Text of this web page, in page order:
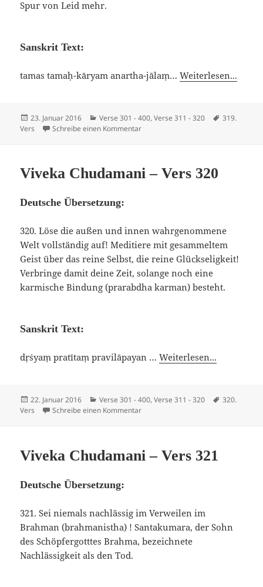
Spur von Leid mehr.
Sanskrit Text:
tamas tamaḥ-kāryam anartha-jālaṃ…Weiterlesen...
Veröffentlicht
am
23. Januar 2016 Kategorien
Verse 301 - 400,Verse 311 - 320
319.
Vers
Schreibe einen Kommentarzu Viveka Chudamani – Vers 319
Viveka Chudamani – Vers 320
Deutsche Übersetzung:
320. Löse die außen und innen wahrgenommene
Welt vollständig auf! Meditiere mit gesammeltem
Geist über das reine Selbst, die reine Glückseligkeit!
Verbringe damit deine Zeit, solange noch eine
karmische Bindung (prarabdha karman) besteht.
Sanskrit Text:
dṛśyaṃ pratītaṃ pravilāpayan …Weiterlesen...
Veröffentlicht
am
22. Januar 2016 Kategorien
Verse 301 - 400,Verse 311 - 320
320.
Vers
Schreibe einen Kommentarzu Viveka Chudamani – Vers 320
Viveka Chudamani – Vers 321
Deutsche Übersetzung:
321. Sei niemals nachlässig im Verweilen im
Brahman (brahmanistha) ! Santakumara, der Sohn
des Schöpfergotttes Brahma, bezeichnete
Nachlässigkeit als den Tod.